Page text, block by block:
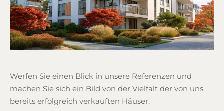
Werfen Sie einen Blick in unsere Referenzen und
machen Sie sich ein Bild von der Vielfalt der von uns
bereits erfolgreich verkauften Häuser.